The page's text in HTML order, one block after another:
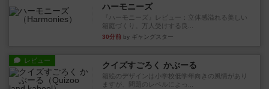
ハーモニーズ
『ハーモニーズ』レビュー：立体感溢れる美しい
箱庭づくり。万人受けする良...
30分前 by ギャングスター
レビュー クイズすごろく かぶーる
箱絵のデザインは小学校低学年向きの風情があり
ますが、問題のレベルによっ...